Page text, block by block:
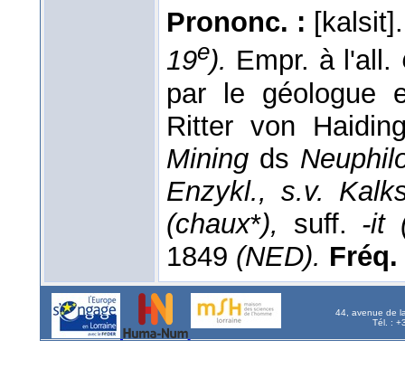
Prononc. :
19e). Empr. à l'all.
par le géologue
Ritter von
Mining ds
Enzykl., s.v.
(chaux*), suff. -it
1849 (NED).
44, avenue de
Tél. :